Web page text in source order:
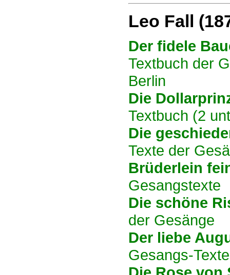
Leo Fall
Der fidele
Textbuch der
Berlin
Die
Textbuch (2
Die
Texte der
Brüderlein
Gesangstexte
Die schöne
der Gesänge
Der liebe
Gesangs-